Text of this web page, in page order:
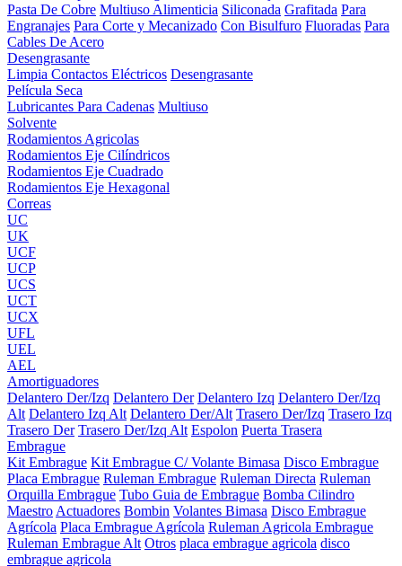
Pasta De Cobre Multiuso Alimenticia Siliconada Grafitada Para
Engranajes Para Corte y Mecanizado Con Bisulfuro Fluoradas Para
Cables De Acero
Desengrasante
Limpia Contactos Eléctricos Desengrasante
Película Seca
Lubricantes Para Cadenas Multiuso
Solvente
Rodamientos Agricolas
Rodamientos Eje Cilíndricos
Rodamientos Eje Cuadrado
Rodamientos Eje Hexagonal
Correas
UC
UK
UCF
UCP
UCS
UCT
UCX
UFL
UEL
AEL
Amortiguadores
Delantero Der/Izq Delantero Der Delantero Izq Delantero Der/Izq
Alt Delantero Izq Alt Delantero Der/Alt Trasero Der/Izq Trasero Izq
Trasero Der Trasero Der/Izq Alt Espolon Puerta Trasera
Embrague
Kit Embrague Kit Embrague C/ Volante Bimasa Disco Embrague
Placa Embrague Ruleman Embrague Ruleman Directa Ruleman
Orquilla Embrague Tubo Guia de Embrague Bomba Cilindro
Maestro Actuadores Bombin Volantes Bimasa Disco Embrague
Agrícola Placa Embrague Agrícola Ruleman Agricola Embrague
Ruleman Embrague Alt Otros placa embrague agricola disco
embrague agricola